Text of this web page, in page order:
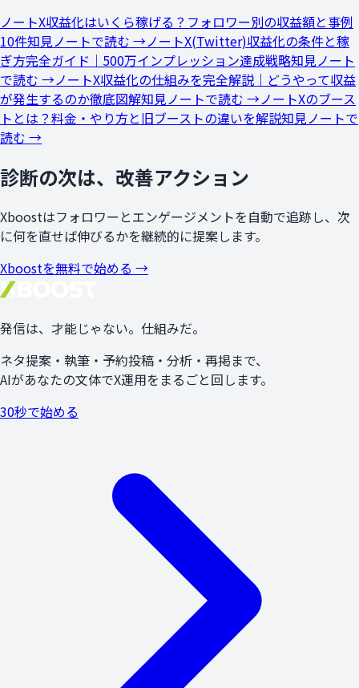
ノートX収益化はいくら稼げる？フォロワー別の収益額と事例
10件知見ノートで読む →ノートX(Twitter)収益化の条件と稼
ぎ方完全ガイド｜500万インプレッション達成戦略知見ノート
で読む →ノートX収益化の仕組みを完全解説｜どうやって収益
が発生するのか徹底図解知見ノートで読む →ノートXのブース
トとは？料金・やり方と旧ブーストの違いを解説知見ノートで
読む →
診断の次は、改善アクション
Xboostはフォロワーとエンゲージメントを自動で追跡し、次
に何を直せば伸びるかを継続的に提案します。
Xboostを無料で始める →
発信は、 才能じゃない。 仕組みだ。
ネタ提案・執筆・予約投稿・分析・再掲まで、
AIがあなたの文体でX運用をまるごと回します。
30秒で始める